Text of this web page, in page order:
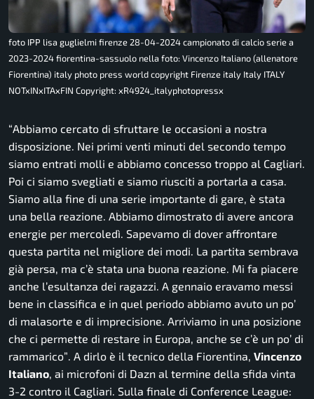
foto IPP lisa guglielmi firenze 28-04-2024 campionato di calcio serie a
2023-2024 fiorentina-sassuolo nella foto: Vincenzo Italiano (allenatore
Fiorentina) italy photo press world copyright Firenze italy Italy ITALY
NOTxINxITAxFIN Copyright: xR4924_italyphotopressx
“Abbiamo cercato di sfruttare le occasioni a nostra
disposizione. Nei primi venti minuti del secondo tempo
siamo entrati molli e abbiamo concesso troppo al Cagliari.
Poi ci siamo svegliati e siamo riusciti a portarla a casa.
Siamo alla fine di una serie importante di gare, è stata
una bella reazione. Abbiamo dimostrato di avere ancora
energie per mercoledì. Sapevamo di dover affrontare
questa partita nel migliore dei modi. La partita sembrava
già persa, ma c’è stata una buona reazione. Mi fa piacere
anche l’esultanza dei ragazzi. A gennaio eravamo messi
bene in classifica e in quel periodo abbiamo avuto un po’
di malasorte e di imprecisione. Arriviamo in una posizione
che ci permette di restare in Europa, anche se c’è un po’ di
rammarico”. A dirlo è il tecnico della Fiorentina, Vincenzo
Italiano, ai microfoni di Dazn al termine della sfida vinta
3-2 contro il Cagliari. Sulla finale di Conference League: